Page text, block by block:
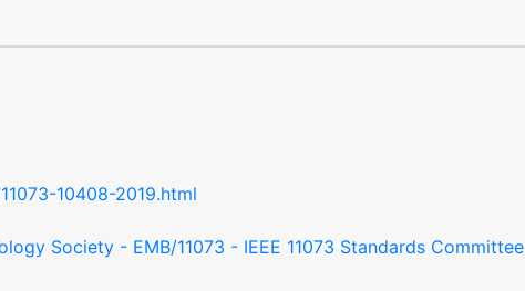
10408-2019.html
Society - EMB/11073 - IEEE 11073 Standards Committee